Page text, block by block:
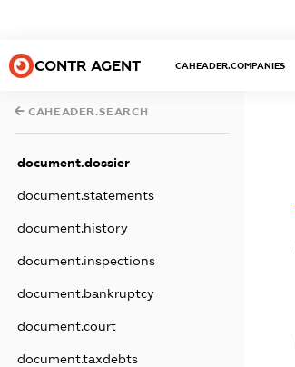
CONTR AGENT CAHEADER.COMPANIES
CAHEADER.SEARCH
document.dossier
document.statements
document.history
document.inspections
document.bankruptcy
document.court
document.taxdebts